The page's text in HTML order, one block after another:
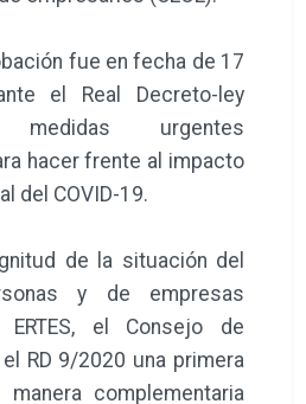
fue en fecha de 17
el Real Decreto-ley
urgentes
hacer frente al impacto
del COVID-19.
de la situación del
y de empresas
el Consejo de
RD 9/2020 una primera
complementaria